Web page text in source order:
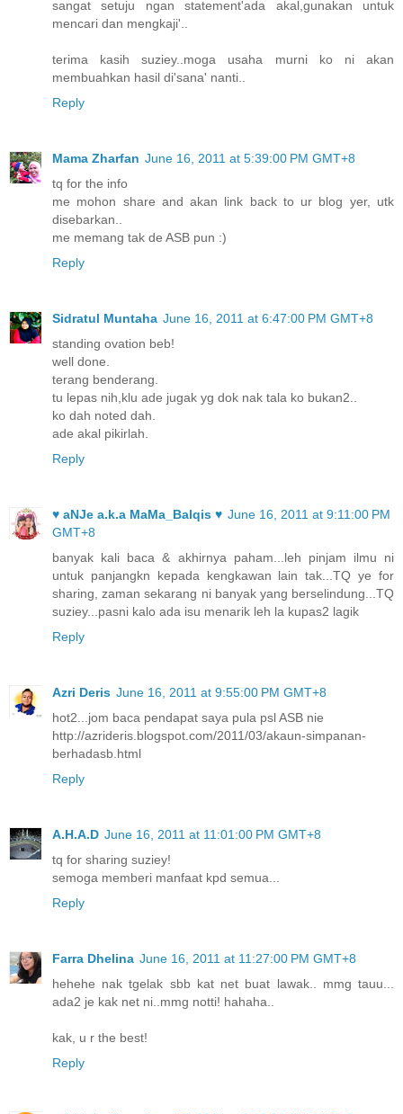
sangat setuju ngan statement'ada akal,gunakan untuk
mencari dan mengkaji'..
terima kasih suziey..moga usaha murni ko ni akan
membuahkan hasil di'sana' nanti..
Reply
Mama Zharfan June 16, 2011 at 5:39:00 PM GMT+8
tq for the info
me mohon share and akan link back to ur blog yer, utk
disebarkan..
me memang tak de ASB pun :)
Reply
Sidratul Muntaha June 16, 2011 at 6:47:00 PM GMT+8
standing ovation beb!
well done.
terang benderang.
tu lepas nih,klu ade jugak yg dok nak tala ko bukan2..
ko dah noted dah.
ade akal pikirlah.
Reply
♥ aNJe a.k.a MaMa_Balqis ♥ June 16, 2011 at 9:11:00 PM
GMT+8
banyak kali baca & akhirnya paham...leh pinjam ilmu ni
untuk panjangkn kepada kengkawan lain tak...TQ ye for
sharing, zaman sekarang ni banyak yang berselindung...TQ
suziey...pasni kalo ada isu menarik leh la kupas2 lagik
Reply
Azri Deris June 16, 2011 at 9:55:00 PM GMT+8
hot2...jom baca pendapat saya pula psl ASB nie
http://azrideris.blogspot.com/2011/03/akaun-simpanan-
berhadasb.html
Reply
A.H.A.D June 16, 2011 at 11:01:00 PM GMT+8
tq for sharing suziey!
semoga memberi manfaat kpd semua...
Reply
Farra Dhelina June 16, 2011 at 11:27:00 PM GMT+8
hehehe nak tgelak sbb kat net buat lawak.. mmg tauu...
ada2 je kak net ni..mmg notti! hahaha..
kak, u r the best!
Reply